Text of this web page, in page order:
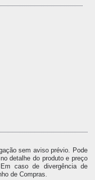
sem aviso prévio. Pode
detalhe do produto e preço
caso de divergência de
de Compras.